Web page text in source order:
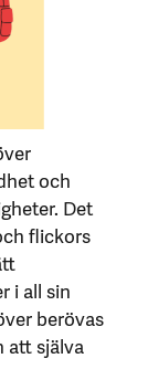
och
Det
flickors
i all sin
berövas
att själva